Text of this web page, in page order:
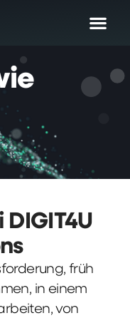
früh
in einem
von